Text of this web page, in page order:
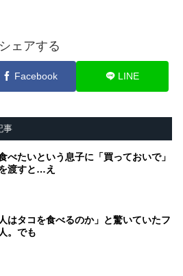
シェアする
Facebook LINE
事
べたいという息子に「買っておいで」
渡すと…え
人はタコを食べるのか」と驚いていたフ
。でも